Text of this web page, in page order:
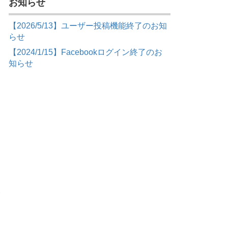
お知らせ
【2026/5/13】ユーザー投稿機能終了のお知
らせ
【2024/1/15】Facebookログイン終了のお
知らせ